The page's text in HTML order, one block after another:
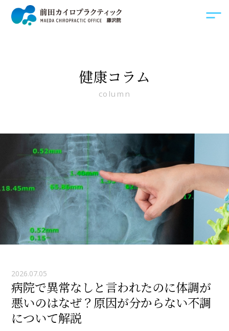
健康コラム
column
2026.07.05
病院で異常なしと言われたのに体調が
悪いのはなぜ？原因が分からない不調
について解説